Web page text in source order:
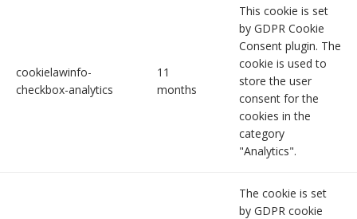
cookielawinfo-
checkbox-analytics
11
months
This cookie is set
by GDPR Cookie
Consent plugin. The
cookie is used to
store the user
consent for the
cookies in the
category
"Analytics".
The cookie is set
by GDPR cookie